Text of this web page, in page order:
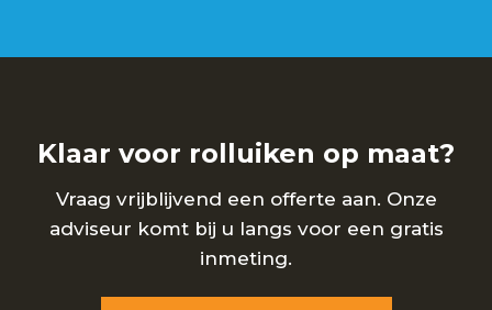
Klaar voor rolluiken op maat?
Vraag vrijblijvend een offerte aan. Onze
adviseur komt bij u langs voor een gratis
inmeting.